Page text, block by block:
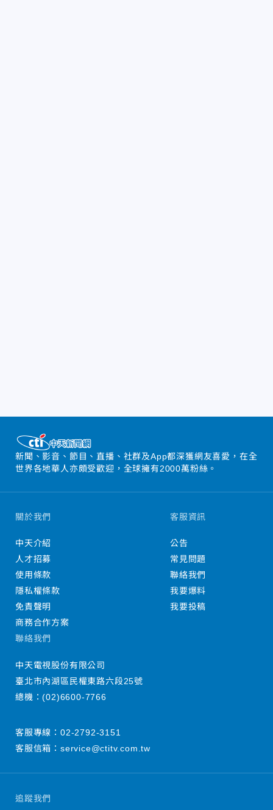
新聞、影音、節目、直播、社群及App都深獲網友喜愛，在全
世界各地華人亦頗受歡迎，全球擁有2000萬粉絲。
追蹤我們
關於我們
中天介紹
人才招募
使用條款
隱私權條款
免責聲明
商務合作方案
客服資訊
公告
常見問題
聯絡我們
我要爆料
我要投稿
聯絡我們
中天電視股份有限公司
臺北市內湖區民權東路六段25號
總機：(02)6600-7766
客服專線： 02-2792-3151
客服信箱： service@ctitv.com.tw